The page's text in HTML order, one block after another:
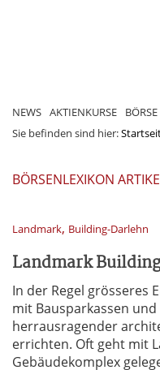
NEWS AKTIENKURSE BÖRSE
Sie befinden sind hier:
BÖRSENLEXIKON
Landmark, Building-Darlehn
Landmark
In der Regel grösseres
mit Bausparkassen
herrausragender
errichten. Oft geht mit
Gebäudekomplex